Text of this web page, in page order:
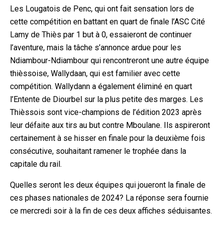
Les Lougatois de Penc, qui ont fait sensation lors de
cette compétition en battant en quart de finale l’ASC Cité
Lamy de Thiès par 1 but à 0, essaieront de continuer
l’aventure, mais la tâche s’annonce ardue pour les
Ndiambour-Ndiambour qui rencontreront une autre équipe
thièssoise, Wallydaan, qui est familier avec cette
compétition. Wallydann a également éliminé en quart
l’Entente de Diourbel sur la plus petite des marges. Les
Thièssois sont vice-champions de l’édition 2023 après
leur défaite aux tirs au but contre Mboulane. Ils aspireront
certainement à se hisser en finale pour la deuxième fois
consécutive, souhaitant ramener le trophée dans la
capitale du rail.
Quelles seront les deux équipes qui joueront la finale de
ces phases nationales de 2024? La réponse sera fournie
ce mercredi soir à la fin de ces deux affiches séduisantes.